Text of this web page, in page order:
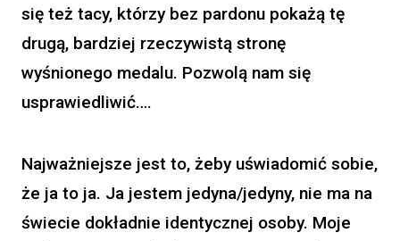
się też tacy, którzy bez pardonu pokażą tę
drugą, bardziej rzeczywistą stronę
wyśnionego medalu. Pozwolą nam się
usprawiedliwić….
Najważniejsze jest to, żeby uświadomić sobie,
że ja to ja. Ja jestem jedyna/jedyny, nie ma na
świecie dokładnie identycznej osoby. Moje